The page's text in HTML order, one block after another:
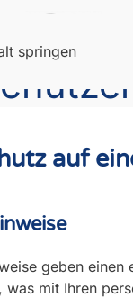
springen
auf
geben einen
mit Ihren